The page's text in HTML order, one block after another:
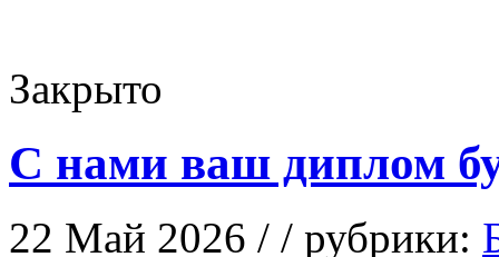
Закрыто
С нами ваш диплом
22 Май 2026 / / рубрики: